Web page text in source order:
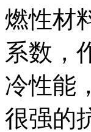
燃性材
系数，
冷性能
很强的